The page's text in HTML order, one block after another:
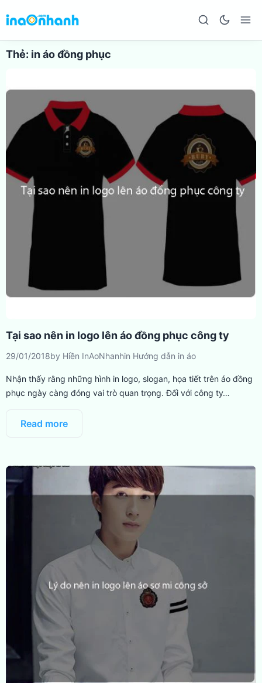
Thẻ: in áo đồng phục
Tại sao nên in logo lên áo đồng phục công ty
29/01/2018by Hiền InAoNhanhin Hướng dẫn in áo
Nhận thấy rằng những hình in logo, slogan, họa tiết trên áo đồng
phục ngày càng đóng vai trò quan trọng. Đối với công ty…
Read more